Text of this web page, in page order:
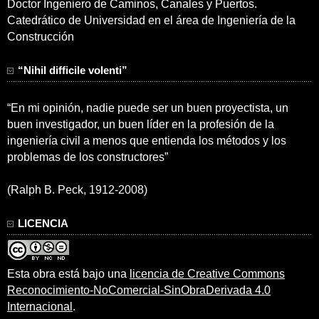
Doctor Ingeniero de Caminos, Canales y Puertos.
Catedrático de Universidad en el área de Ingeniería de la
Construcción
“Nihil difficile volenti”
“En mi opinión, nadie puede ser un buen proyectista, un
buen investigador, un buen líder en la profesión de la
ingeniería civil a menos que entienda los métodos y los
problemas de los constructores”
(Ralph B. Peck, 1912-2008)
LICENCIA
Esta obra está bajo una licencia de Creative Commons
Reconocimiento-NoComercial-SinObraDerivada 4.0
Internacional .